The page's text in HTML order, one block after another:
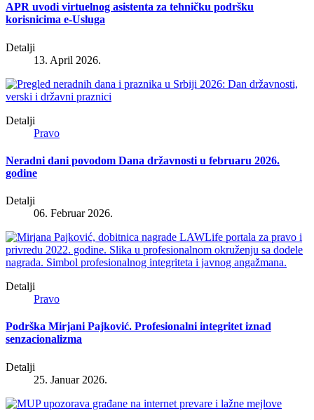
APR uvodi virtuelnog asistenta za tehničku podršku
korisnicima e-Usluga
Detalji
13. April 2026.
Detalji
Pravo
Neradni dani povodom Dana državnosti u februaru 2026.
godine
Detalji
06. Februar 2026.
Detalji
Pravo
Podrška Mirjani Pajković. Profesionalni integritet iznad
senzacionalizma
Detalji
25. Januar 2026.